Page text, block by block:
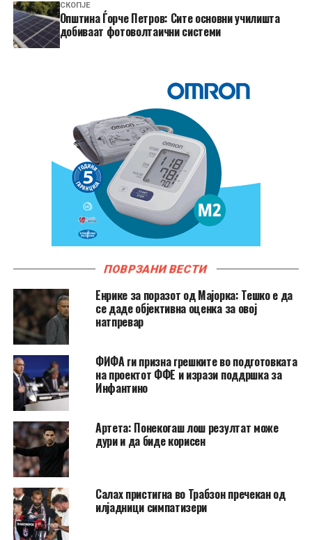
СКОПЈЕ
Општина Ѓорче Петров: Сите основни училишта
добиваат фотоволтаични системи
ПОВРЗАНИ ВЕСТИ
Енрике за поразот од Мајорка: Тешко е да
се даде објективна оценка за овој
натпревар
ФИФА ги призна грешките во подготовката
на проектот ФФЕ и изрази поддршка за
Инфантино
Артета: Понекогаш лош резултат може
дури и да биде корисен
Салах пристигна во Трабзон пречекан од
илјадници симпатизери